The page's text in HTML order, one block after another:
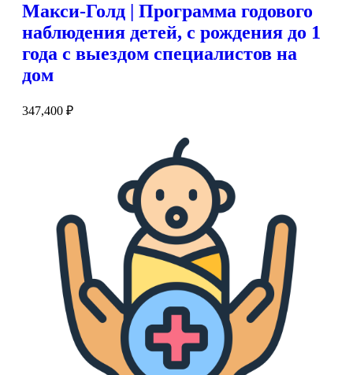
Макси-Голд | Программа годового
наблюдения детей, с рождения до 1
года с выездом специалистов на
дом
347,400 ₽